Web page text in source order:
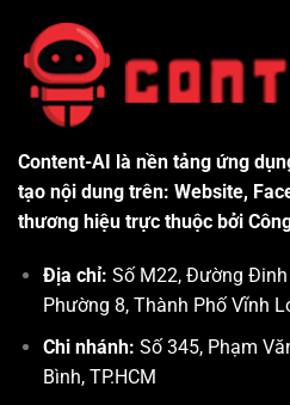
Content-AI là nền tảng ứng
tạo nội dung trên: Website,
thương hiệu trực thuộc bởi
Địa chỉ: Số M22, Đường
Phường 8, Thành Phố Vĩnh
Chi nhánh: Số 345, Phạm
Bình, TP.HCM